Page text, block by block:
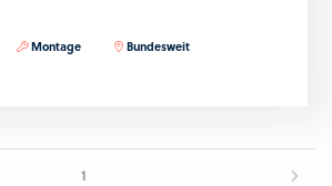
Montage
Bundesweit
1